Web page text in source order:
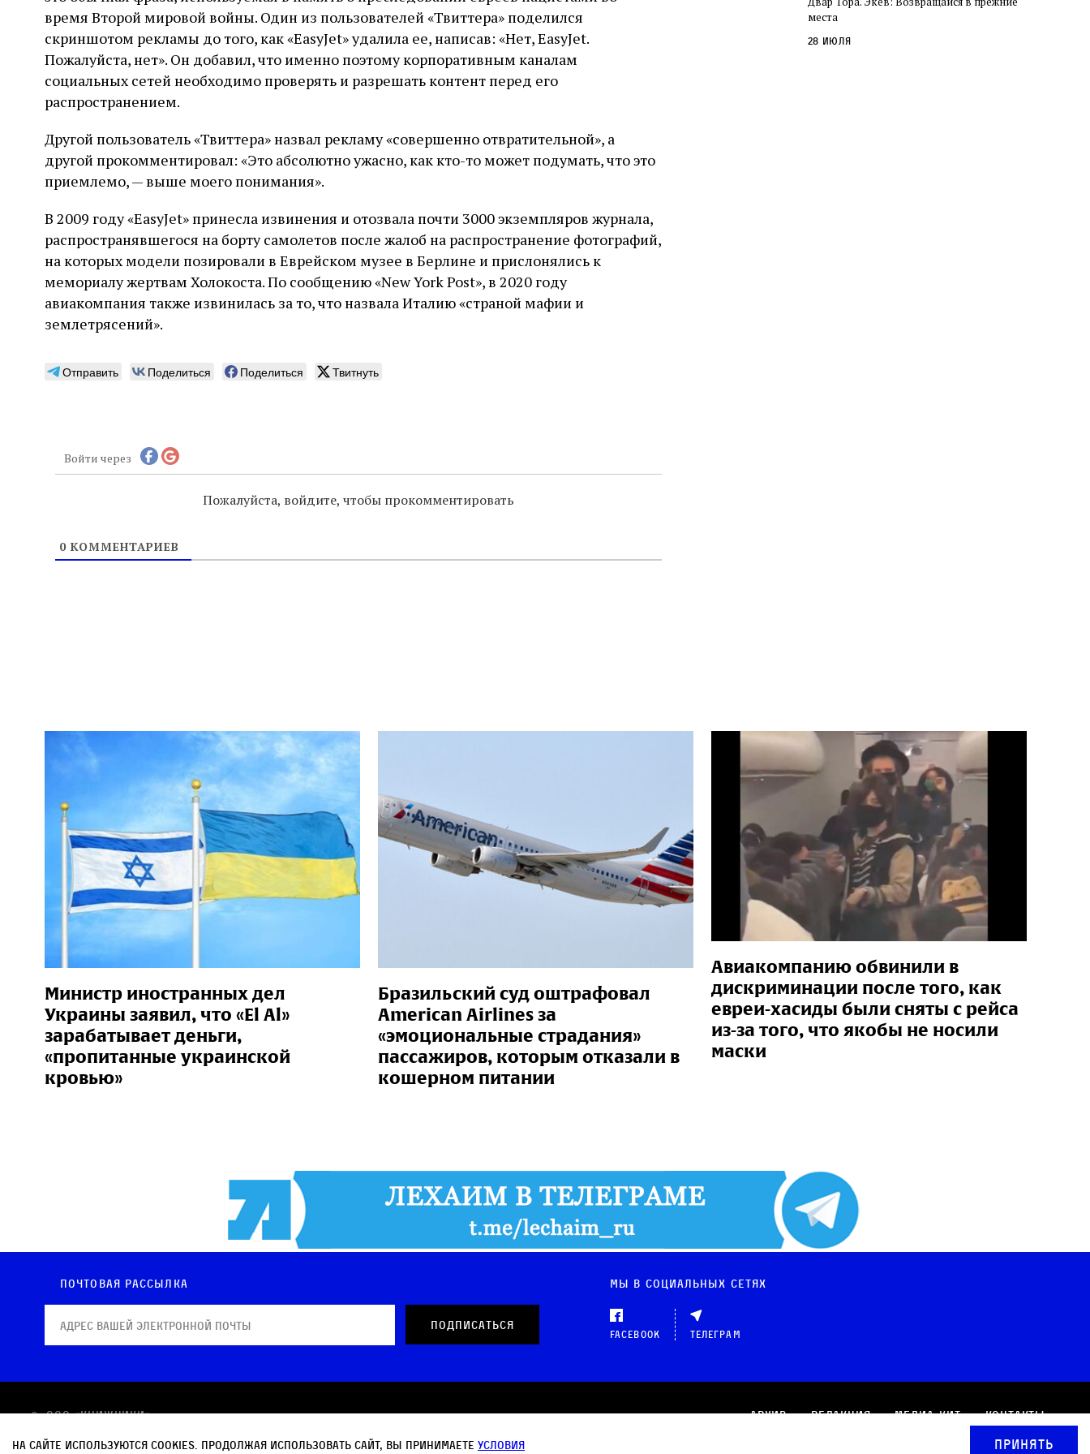
время Второй мировой войны. Один из пользователей «Твиттера» поделился
скриншотом рекламы до того, как «EasyJet» удалила ее, написав: «Нет, EasyJet.
Пожалуйста, нет». Он добавил, что именно поэтому корпоративным каналам
социальных сетей необходимо проверять и разрешать контент перед его
распространением.
Другой пользователь «Твиттера» назвал рекламу «совершенно отвратительной», а
другой прокомментировал: «Это абсолютно ужасно, как кто-то может подумать, что это
приемлемо, — выше моего понимания».
В 2009 году «EasyJet» принесла извинения и отозвала почти 3000 экземпляров журнала,
распространявшегося на борту самолетов после жалоб на распространение фотографий,
на которых модели позировали в Еврейском музее в Берлине и прислонялись к
мемориалу жертвам Холокоста. По сообщению «New York Post», в 2020 году
авиакомпания также извинилась за то, что назвала Италию «страной мафии и
землетрясений».
Отправить Поделиться Поделиться Твитнуть
Войти через
Пожалуйста, войдите, чтобы прокомментировать
0КОММЕНТАРИЕВ
слово в переводе Библии
места
28 июля
Министр иностранных дел
Украины заявил, что «El Al»
зарабатывает деньги,
«пропитанные украинской
кровью»
Бразильский суд оштрафовал
American Airlines за
«эмоциональные страдания»
пассажиров, которым отказали в
кошерном питании
Авиакомпанию обвинили в
дискриминации после того, как
евреи-хасиды были сняты с рейса
из-за того, что якобы не носили
маски
Почтовая рассылка Мы в социальных сетях
Facebook Телеграм
© OOO «КНИЖНИКИ» Архив Редакция Медиа-кит
Контакты
Политика в отношении обработки персональных данных
На сайте используются cookies. Продолжая использовать сайт, вы принимаете условия Принять